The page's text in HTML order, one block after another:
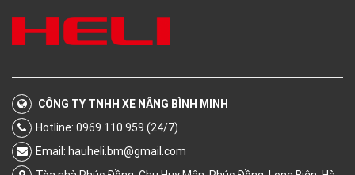
CÔNG TY TNHH XE NÂNG BÌNH MINH
Hotline: 0969.110.959 (24/7)
Email: hauheli.bm@gmail.com